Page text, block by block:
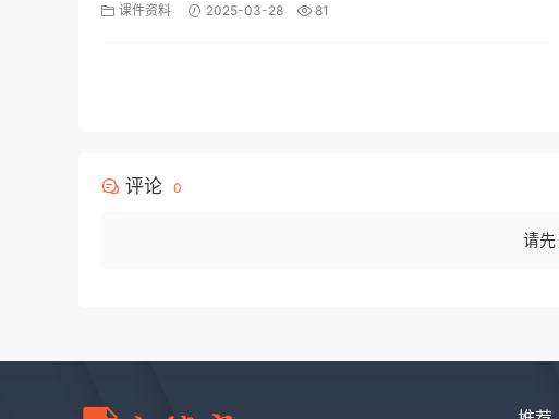
课件资料 2025-03-28 81
评论 0
请先